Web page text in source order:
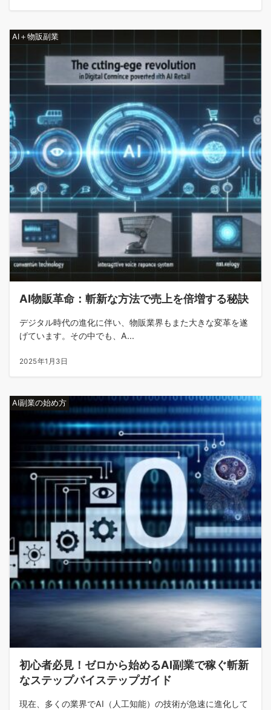
AI＋物販副業
AI物販革命：斬新な方法で売上を倍増する秘訣
デジタル時代の進化に伴い、物販業界もまた大きな変革を遂
げています。その中でも、A...
2025年1月3日
AI副業の始め方
初心者必見！ゼロから始めるAI副業で稼ぐ斬新
なステップバイステップガイド
現在、多くの業界でAI（人工知能）の技術が急速に進化して